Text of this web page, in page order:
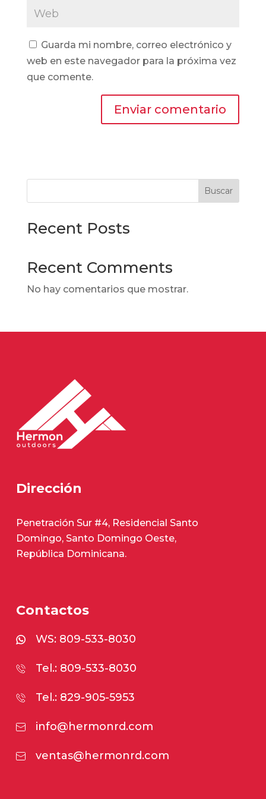
Guarda mi nombre, correo electrónico y
web en este navegador para la próxima vez
que comente.
Buscar
Recent Posts
Recent Comments
No hay comentarios que mostrar.
Dirección
Penetración Sur #4, Residencial Santo
Domingo, Santo Domingo Oeste,
República Dominicana.
Contactos
WS: 809-533-8030
Tel.: 809-533-8030
Tel.: 829-905-5953
info@hermonrd.com
ventas@hermonrd.com